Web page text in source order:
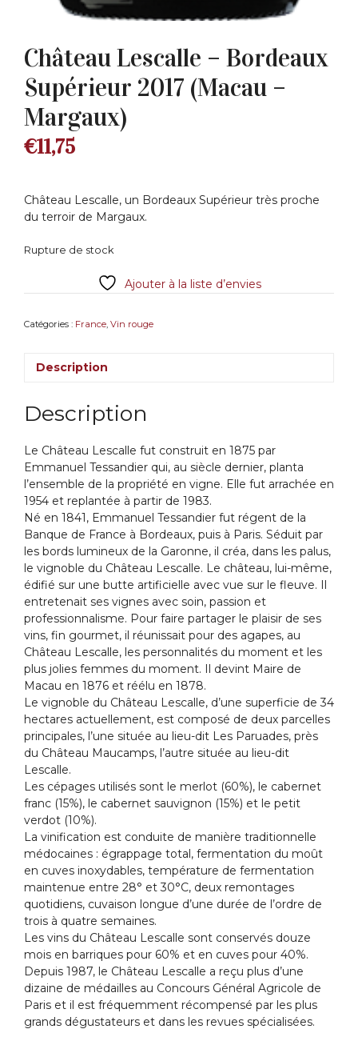
Château Lescalle – Bordeaux
Supérieur 2017 (Macau –
Margaux)
€11,75
Château Lescalle, un Bordeaux Supérieur très proche
du terroir de Margaux.
Rupture de stock
Ajouter à la liste d’envies
Catégories : France, Vin rouge
Description
Description
Le Château Lescalle fut construit en 1875 par
Emmanuel Tessandier qui, au siècle dernier, planta
l’ensemble de la propriété en vigne. Elle fut arrachée en
1954 et replantée à partir de 1983.
Né en 1841, Emmanuel Tessandier fut régent de la
Banque de France à Bordeaux, puis à Paris. Séduit par
les bords lumineux de la Garonne, il créa, dans les palus,
le vignoble du Château Lescalle. Le château, lui-même,
édifié sur une butte artificielle avec vue sur le fleuve. Il
entretenait ses vignes avec soin, passion et
professionnalisme. Pour faire partager le plaisir de ses
vins, fin gourmet, il réunissait pour des agapes, au
Château Lescalle, les personnalités du moment et les
plus jolies femmes du moment. Il devint Maire de
Macau en 1876 et réélu en 1878.
Le vignoble du Château Lescalle, d’une superficie de 34
hectares actuellement, est composé de deux parcelles
principales, l’une située au lieu-dit Les Paruades, près
du Château Maucamps, l’autre située au lieu-dit
Lescalle.
Les cépages utilisés sont le merlot (60%), le cabernet
franc (15%), le cabernet sauvignon (15%) et le petit
verdot (10%).
La vinification est conduite de manière traditionnelle
médocaines : égrappage total, fermentation du moût
en cuves inoxydables, température de fermentation
maintenue entre 28° et 30°C, deux remontages
quotidiens, cuvaison longue d’une durée de l’ordre de
trois à quatre semaines.
Les vins du Château Lescalle sont conservés douze
mois en barriques pour 60% et en cuves pour 40%.
Depuis 1987, le Château Lescalle a reçu plus d’une
dizaine de médailles au Concours Général Agricole de
Paris et il est fréquemment récompensé par les plus
grands dégustateurs et dans les revues spécialisées.